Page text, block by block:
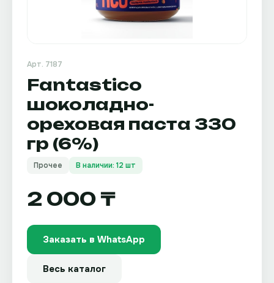
Арт. 7187
Fantastico
шоколадно-
ореховая паста 330
гр (6%)
Прочее В наличии: 12 шт
2 000 ₸
Заказать в WhatsApp
Весь каталог